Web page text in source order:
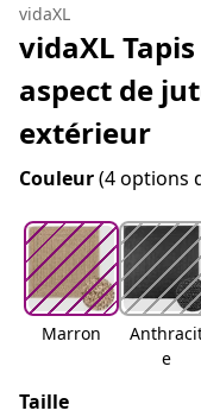
vidaXL
vidaXL
aspect de
extérieur
Couleur(4 options
Marron
e
Taille